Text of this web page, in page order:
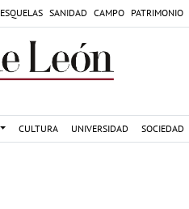
ESQUELAS SANIDAD CAMPO PATRIMONIO
CULTURA UNIVERSIDAD SOCIEDAD